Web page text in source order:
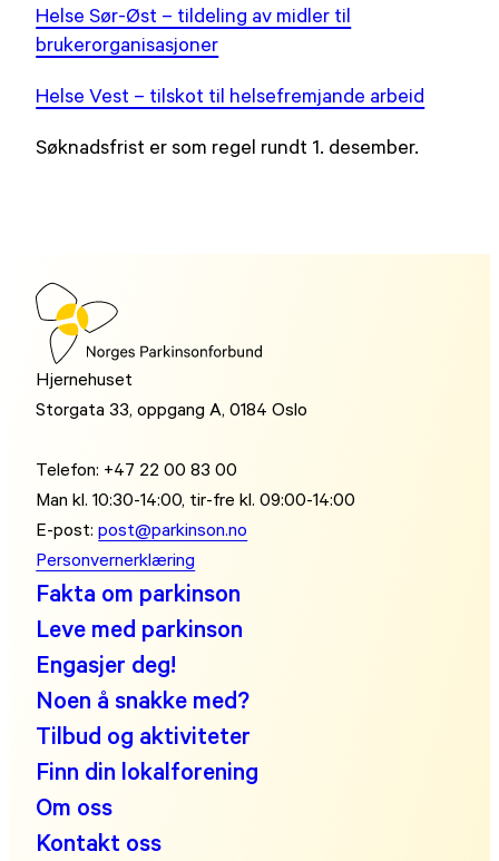
Helse Sør-Øst – tildeling av midler til
brukerorganisasjoner
Helse Vest – tilskot til helsefremjande arbeid
Søknadsfrist er som regel rundt 1. desember.
Hjernehuset
Storgata 33, oppgang A, 0184 Oslo
Telefon: +47 22 00 83 00
Man kl. 10:30-14:00, tir-fre kl. 09:00-14:00
E-post:post@parkinson.no
Personvernerklæring
Fakta om parkinson
Leve med parkinson
Engasjer deg!
Noen å snakke med?
Tilbud og aktiviteter
Finn din lokalforening
Om oss
Kontakt oss